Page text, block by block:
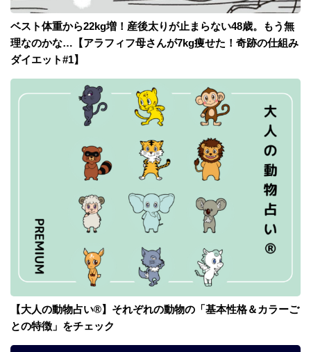
ベスト体重から22kg増！産後太りが止まらない48歳。もう無
理なのかな…【アラフィフ母さんが7kg痩せた！奇跡の仕組み
ダイエット#1】
【大人の動物占い®】それぞれの動物の「基本性格＆カラーご
との特徴」をチェック